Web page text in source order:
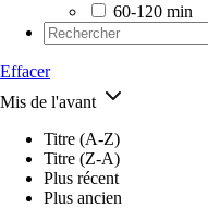
60-120 min
Effacer
Mis de l'avant
Titre (A-Z)
Titre (Z-A)
Plus récent
Plus ancien